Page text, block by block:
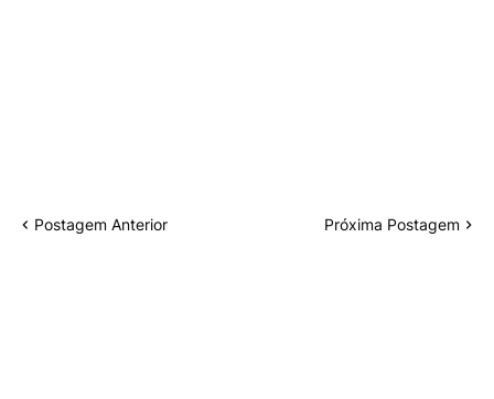
Postagem Anterior Próxima Postagem